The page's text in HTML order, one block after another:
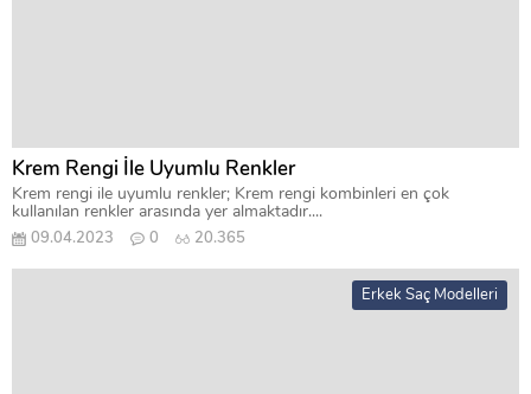
Krem Rengi İle Uyumlu Renkler
Krem rengi ile uyumlu renkler; Krem rengi kombinleri en çok
kullanılan renkler arasında yer almaktadır....
09.04.2023 0 20.365
Erkek Saç Modelleri